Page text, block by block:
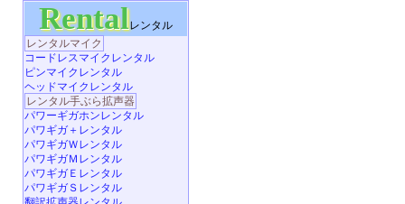
Rentalレンタル
レンタルマイク
コードレスマイクレンタル
ピンマイクレンタル
ヘッドマイクレンタル
レンタル手ぶら拡声器
パワーギガホンレンタル
パワギガ＋レンタル
パワギガＷレンタル
パワギガＭレンタル
パワギガＥレンタル
パワギガＳレンタル